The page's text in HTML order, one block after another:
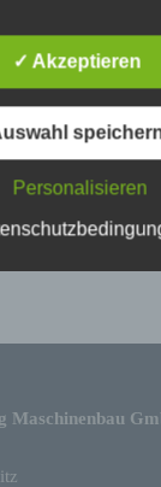
und Spanngerät
Maschinenbau
die durch den
Unsere
soll
auch für
einfach lesbar
die
✓ Akzeptieren
Personalisieren